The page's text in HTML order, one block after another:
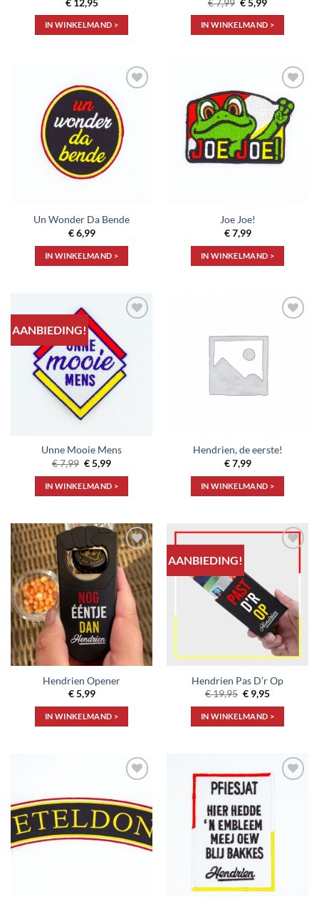
€12,95
IN WINKELMAND >
€7,99
prijs
was:
€ 7,99.
€5,99
is:
€ 5,99.
IN WINKELMAND >
Toevoegen
aan
verlanglijst
Un Wonder Da Bende
€6,99
IN WINKELMAND >
Toevoegen
aan
verlanglijst
Joe Joe!
€7,99
IN WINKELMAND >
AANBIEDING!
Toevoegen
aan
verlanglijst
Unne Mooie Mens
€7,99 Oorspronkelijke
prijs
was:
€ 7,99.
€5,99Huidige
€ 5,99.
IN WINKELMAND >
Hendrien, de eerste!
€7,99
IN WINKELMAND >
Toevoegen
aan
verlanglijst
Hendrien Opener
€5,99
IN WINKELMAND >
AANBIEDING!
Hendrien Pas D’r Op
€19,95 Oorspronkelijke
prijs
was:
€ 19,95.
€ 9,95Huidige
€ 9,95.
IN WINKELMAND >
aan
verlanglijst